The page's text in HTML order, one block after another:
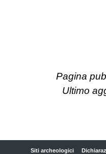
Pagina
Ultimo
Siti archeologici